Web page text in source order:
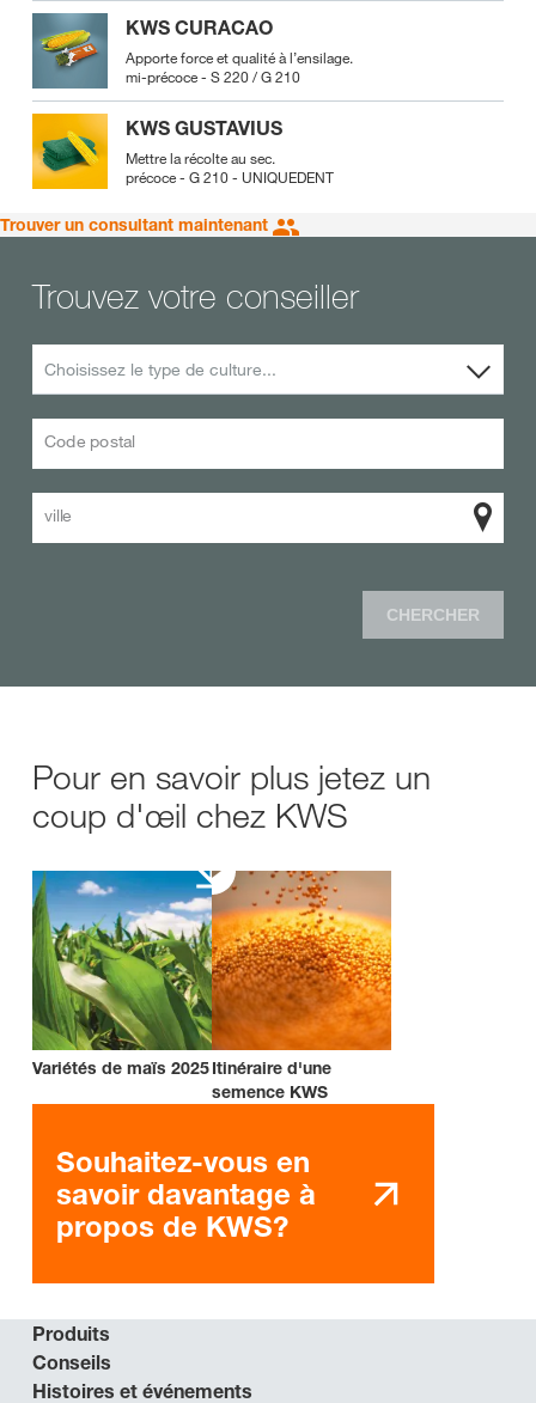
KWS CURACAO
Apporte force et qualité à l’ensilage.
mi-précoce - S 220 / G 210
KWS GUSTAVIUS
Mettre la récolte au sec.
précoce - G 210 - UNIQUEDENT
Trouver un consultant maintenant
Trouvez votre conseiller
Choisissez le type de culture...
Code postal
ville
CHERCHER
Pour en savoir plus jetez un
coup d'œil chez KWS
Variétés de maïs 2025Itinéraire d'une
semence KWS
Souhaitez-vous en
savoir davantage à
propos de KWS?
Produits
Conseils
Histoires et événements